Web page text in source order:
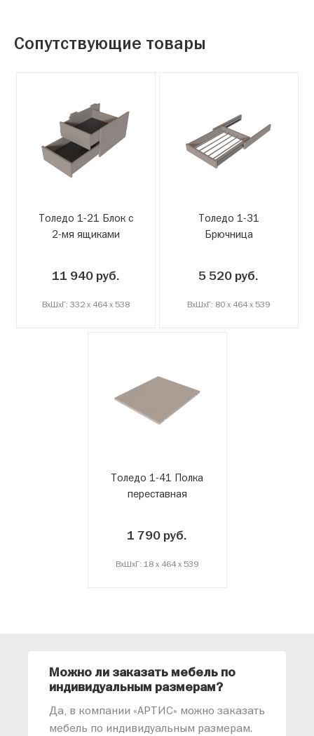
Сопутствующие товары
Толедо 1-21 Блок с
2-мя ящиками
11 940 руб.
ВxШxГ: 332 x 464 x 538
Толедо 1-31
Брючница
5 520 руб.
ВxШxГ: 80 x 464 x 539
Толедо 1-41 Полка
переставная
1 790 руб.
ВxШxГ: 18 x 464 x 539
Можно ли заказать мебель по
индивидуальным размерам?
Да, в компании «АРТИС» можно заказать
мебель по индивидуальным размерам.